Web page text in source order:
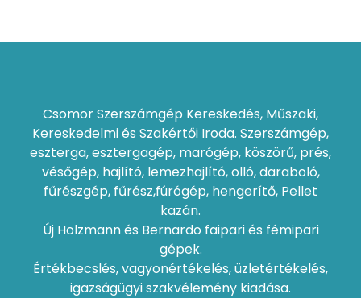
Csomor Szerszámgép Kereskedés, Műszaki,
Kereskedelmi és Szakértői Iroda. Szerszámgép,
eszterga, esztergagép, marógép, köszörű, prés,
vésőgép, hajlító, lemezhajlító, olló, daraboló,
fűrészgép, fűrész,fúrógép, hengerítő, Pellet
kazán.
Új Holzmann és Bernardo faipari és fémipari
gépek.
Értékbecslés, vagyonértékelés, üzletértékelés,
igazságügyi szakvélemény kiadása.